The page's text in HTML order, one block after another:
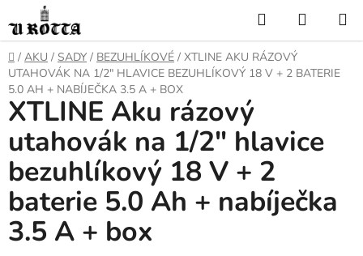
na
obsah
Hledat
KOŠÍK
DOMŮ
/ AKU / SADY / BEZUHLÍKOVÉ / XTLINE AKU RÁZOVÝ
UTAHOVÁK NA 1/2" HLAVICE BEZUHLÍKOVÝ 18 V + 2 BATERIE
5.0 AH + NABÍJEČKA 3.5 A + BOX
XTLINE Aku rázový
utahovák na 1/2" hlavice
bezuhlíkový 18 V + 2
baterie 5.0 Ah + nabíječka
3.5 A + box